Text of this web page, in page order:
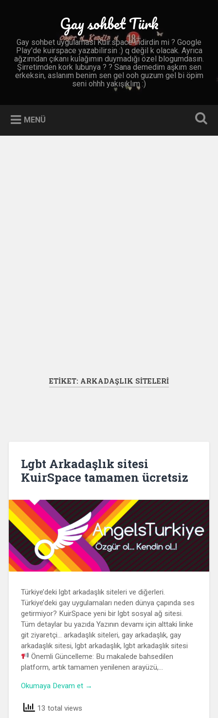
Gay sohbet Türk
Gay sohbet uygulaması Kuir.space indirdin mi ? Google
Play'de kuirspace yazabilirsin :) q değil k olacak. Ayrıca
ağzımdan çıkanı kulağımın duymadığı özel blogumdasın.
Şirretimden kork lubunya ? ? Sana demedim aşkım sen
erkeksin, aslanım benim sen gel ooh guzum gel bi öpim
seni ohhh yakışıklım :)
MENÜ
ETIKET: ARKADAŞLIK SITELERI
Lgbt Arkadaşlık sitesi
KuirSpace tamamen ücretsiz
Türkiye’deki lgbt arkadaşlık siteleri ve diğerleri.
Türkiye’deki gay uygulamaları neden dünya çapında ses
getirmiyor? KuirSpace yeni bir lgbt sosyal ağ sitesi.
Tüm detaylar bu yazıda Yazının devamı için alttaki linke
git ziyaretçi… arkadaşlık siteleri, gay arkadaşlık, gay
arkadaşlık sitesi, lgbt arkadaşlık, lgbt arkadaşlık sitesi
Önemli Güncelleme: Bu makalede bahsedilen
platform, artık tamamen yenilenen arayüzü,…
Okumaya Devam et →
13 total views